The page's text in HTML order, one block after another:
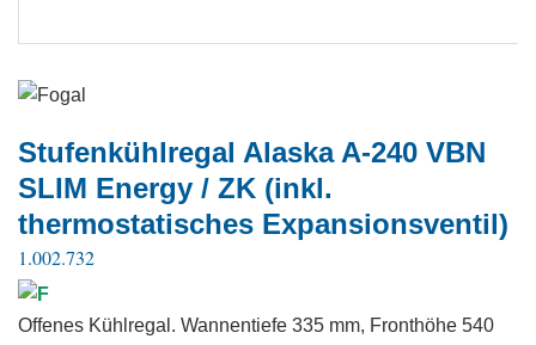
Stufenkühlregal Alaska A-240 VBN
SLIM Energy / ZK (inkl.
thermostatisches Expansionsventil)
1.002.732
Offenes Kühlregal. Wannentiefe 335 mm, Fronthöhe 540